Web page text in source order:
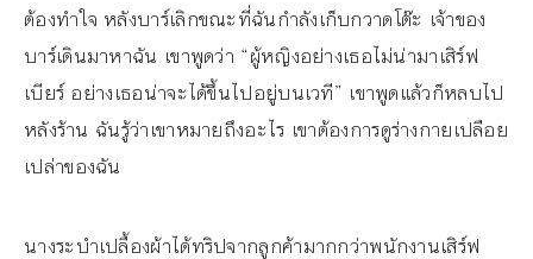
ต้องทำใจ หลังบาร์เลิกขณะที่ฉันกำลังเก็บกวาดโต๊ะ เจ้าของ
บาร์เดินมาหาฉัน เขาพูดว่า “ผู้หญิงอย่างเธอไม่น่ามาเสิร์ฟ
เบียร์ อย่างเธอน่าจะได้ขึ้นไปอยู่บนเวที” เขาพูดแล้วก็หลบไป
หลังร้าน ฉันรู้ว่าเขาหมายถึงอะไร เขาต้องการดูร่างกายเปลือย
เปล่าของฉัน
นางระบำเปลื้องผ้าได้ทริปจากลูกค้ามากกว่าพนักงานเสิร์ฟ